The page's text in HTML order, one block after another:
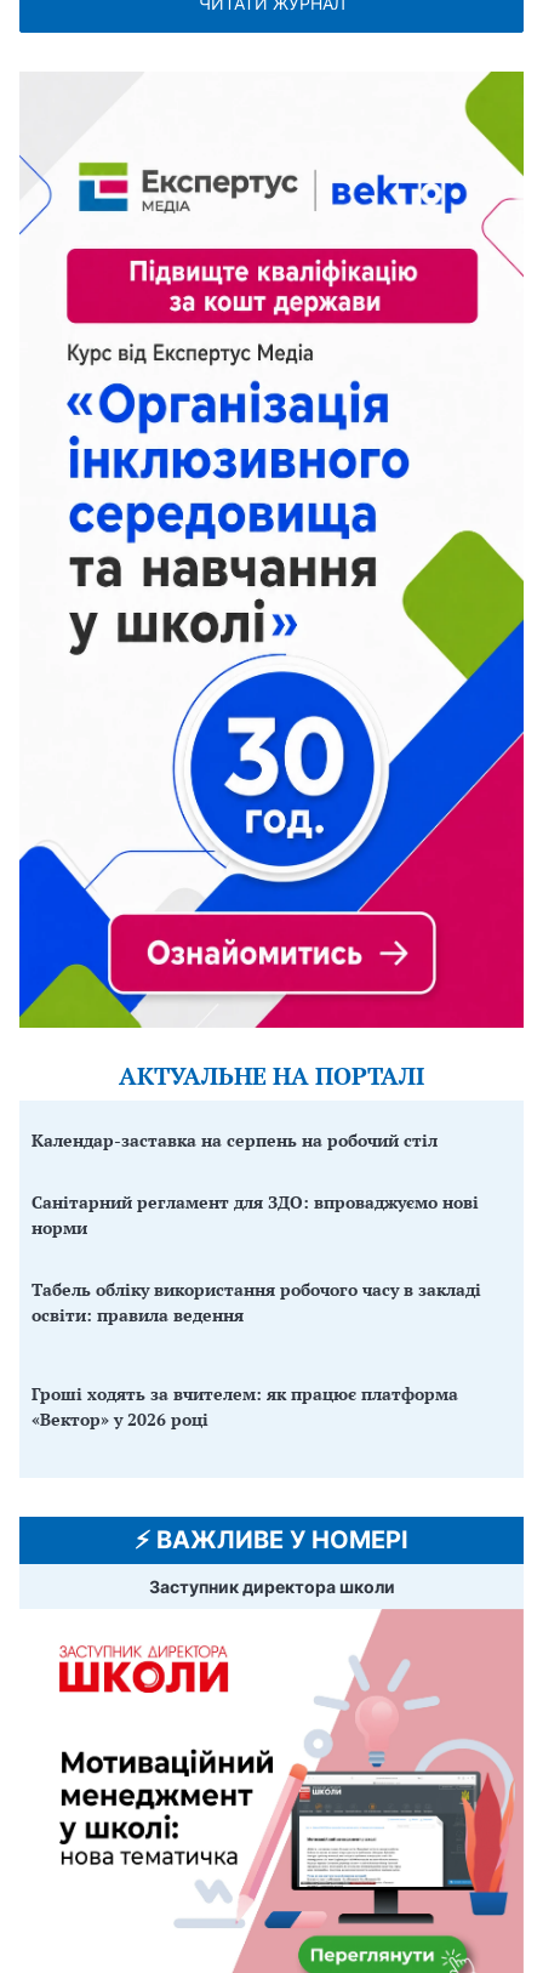
АКТУАЛЬНЕ НА ПОРТАЛІ
Календар-заставка на серпень на робочий стіл
Санітарний регламент для ЗДО: впроваджуємо нові
норми
Табель обліку використання робочого часу в закладі
освіти: правила ведення
Гроші ходять за вчителем: як працює платформа
«Вектор» у 2026 році
⚡️ ВАЖЛИВЕ У НОМЕРІ
Заступник директора школи